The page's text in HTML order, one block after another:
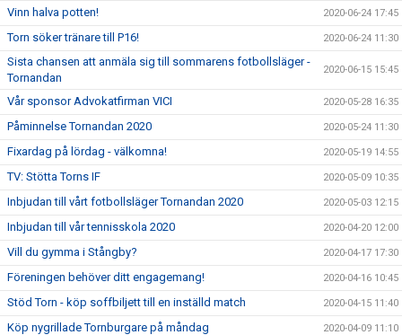
Vinn halva potten! 2020-06-24 17:45
Torn söker tränare till P16! 2020-06-24 11:30
Sista chansen att anmäla sig till sommarens fotbollsläger -
Tornandan
2020-06-15 15:45
Vår sponsor Advokatfirman VICI 2020-05-28 16:35
Påminnelse Tornandan 2020 2020-05-24 11:30
Fixardag på lördag - välkomna! 2020-05-19 14:55
TV: Stötta Torns IF 2020-05-09 10:35
Inbjudan till vårt fotbollsläger Tornandan 2020 2020-05-03 12:15
Inbjudan till vår tennisskola 2020 2020-04-20 12:00
Vill du gymma i Stångby? 2020-04-17 17:30
Föreningen behöver ditt engagemang! 2020-04-16 10:45
Stöd Torn - köp soffbiljett till en inställd match 2020-04-15 11:40
Köp nygrillade Tornburgare på måndag 2020-04-09 11:10